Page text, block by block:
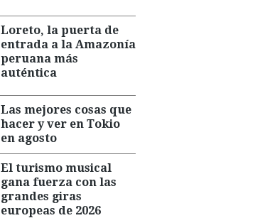
Loreto, la puerta de
entrada a la Amazonía
peruana más
auténtica
Las mejores cosas que
hacer y ver en Tokio
en agosto
El turismo musical
gana fuerza con las
grandes giras
europeas de 2026